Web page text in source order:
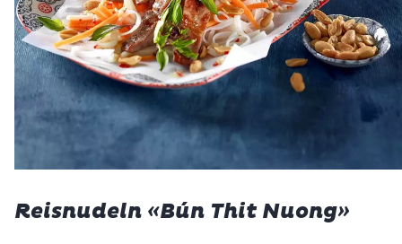
Reisnudeln «Bún Thit Nuong»